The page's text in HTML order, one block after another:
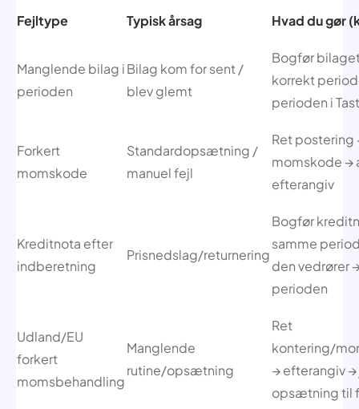
Fejltype Typisk årsag Hvad du gør
Manglende bilag i
perioden
Bilag kom for sent /
blev glemt
Bogfør
korrekt
perioden i
Forkert
momskode
Standardopsætning /
manuel fejl
Ret postering
momskode →
efterangiv
Kreditnota efter
indberetning
Prisnedslag/returnering
Bogfør
samme
den vedrører
perioden
Udland/EU
forkert
momsbehandling
Manglende
rutine/opsætning
Ret
kontering/
→ efterangiv →
opsætning til